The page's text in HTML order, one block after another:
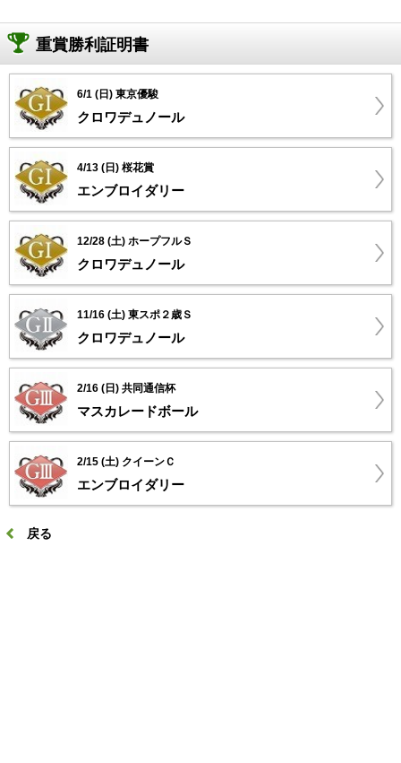
重賞勝利証明書
6/1 (日) 東京優駿
クロワデュノール
4/13 (日) 桜花賞
エンブロイダリー
12/28 (土) ホープフルＳ
クロワデュノール
11/16 (土) 東スポ２歳Ｓ
クロワデュノール
2/16 (日) 共同通信杯
マスカレードボール
2/15 (土) クイーンＣ
エンブロイダリー
戻る